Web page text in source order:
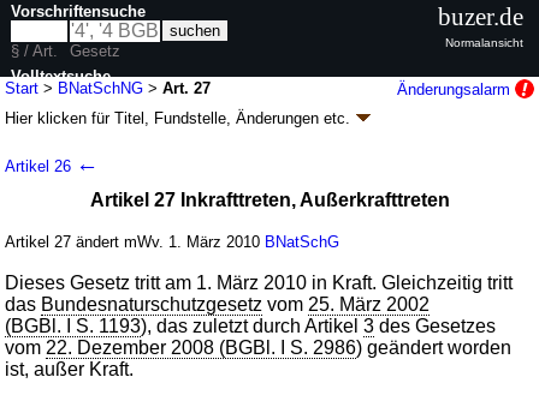
Start > BNatSchNG >Art. 27
Änderungsalarm
Hier klicken fürTitel, Fundstelle, Änderungen etc.
des Naturschutzes und der Landschaftspflege
(BNatSchNG k.a.Abk.)
G. v. 29.07.2009BGBl. I S. 2542(Nr. 51); Geltung ab 01.03.2010
wird in 113 Vorschriften zitiert
Artikel 26 ←
Artikel 27 Inkrafttreten, Außerkrafttreten
Artikel 27 ändert mWv. 1. März 2010 BNatSchG
Dieses Gesetz tritt am 1. März 2010 in Kraft. Gleichzeitig tritt
das Bundesnaturschutzgesetz vom 25. März 2002
(BGBl. I S. 1193), das zuletzt durch Artikel3 des Gesetzes
vom 22. Dezember 2008 (BGBl. I S. 2986) geändert worden
ist, außer Kraft.
Vorschriftensuche
§ / Art.
Gesetz
Volltextsuche
nur in BNatSchNG
buzer.de
Normalansicht